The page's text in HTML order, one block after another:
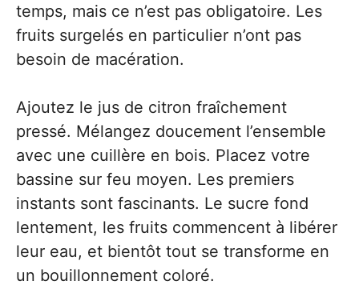
temps, mais ce n’est pas obligatoire. Les
fruits surgelés en particulier n’ont pas
besoin de macération.
Ajoutez le jus de citron fraîchement
pressé. Mélangez doucement l’ensemble
avec une cuillère en bois. Placez votre
bassine sur feu moyen. Les premiers
instants sont fascinants. Le sucre fond
lentement, les fruits commencent à libérer
leur eau, et bientôt tout se transforme en
un bouillonnement coloré.